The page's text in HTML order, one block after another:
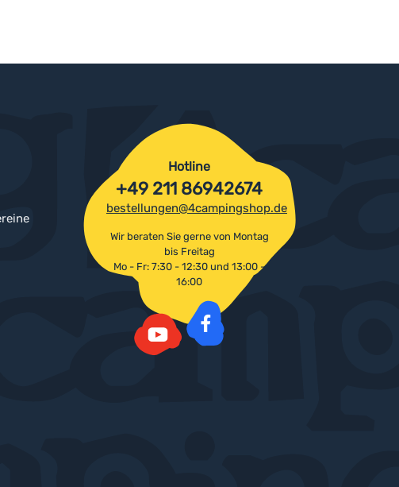
Hotline
+49 211 86942674
bestellungen@4campingshop.de
Wir beraten Sie gerne von Montag
bis Freitag
Mo - Fr: 7:30 - 12:30 und 13:00 -
16:00